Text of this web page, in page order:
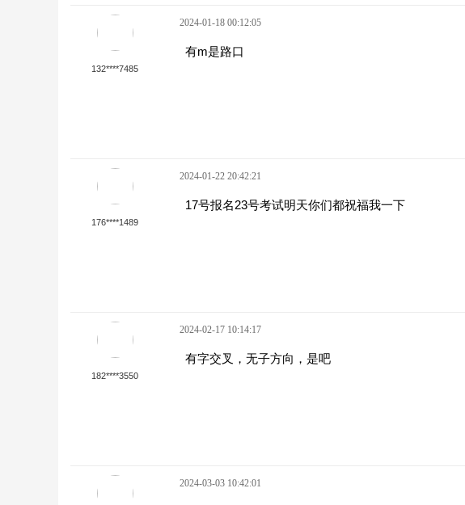
132****7485
2024-01-18 00:12:05
有m是路口
176****1489
2024-01-22 20:42:21
17号报名23号考试明天你们都祝福我一下
182****3550
2024-02-17 10:14:17
有字交叉，无子方向，是吧
2024-03-03 10:42:01